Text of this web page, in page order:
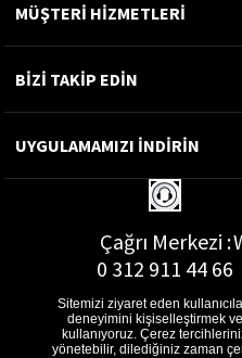
MÜŞTERİ HİZMETLERİ
BİZİ TAKİP EDİN
UYGULAMAMIZI İNDİRİN
Çağrı Merkezi :
0 312 911 44 66
Sitemizi ziyaret eden
deneyimini kişiselleştirmek
kullanıyoruz. Çerez
yönetebilir, dilediğiniz zaman